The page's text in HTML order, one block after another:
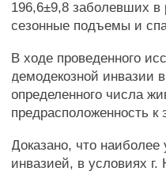
196,6±9,8 заболевших в
сезонные подъемы и
В ходе проведенного
демодекозной инвазии
определенного числа
предрасположенность к
Доказано, что
инвазией, в условиях